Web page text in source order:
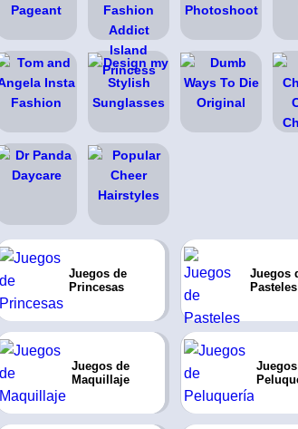
Juegos de
Princesas
Juegos
Pasteles
Juegos de
Maquillaje